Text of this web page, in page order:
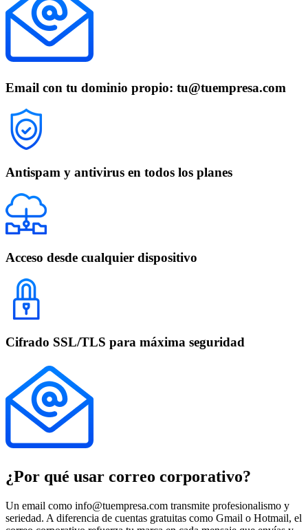
Email con tu dominio propio: tu@tuempresa.com
Antispam y antivirus en todos los planes
Acceso desde cualquier dispositivo
Cifrado SSL/TLS para máxima seguridad
¿Por qué usar correo corporativo?
Un email como info@tuempresa.com transmite profesionalismo y
seriedad. A diferencia de cuentas gratuitas como Gmail o Hotmail, el